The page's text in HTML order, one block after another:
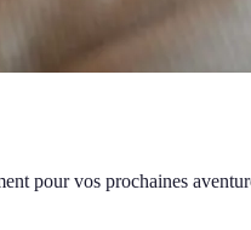
pour vos prochaines